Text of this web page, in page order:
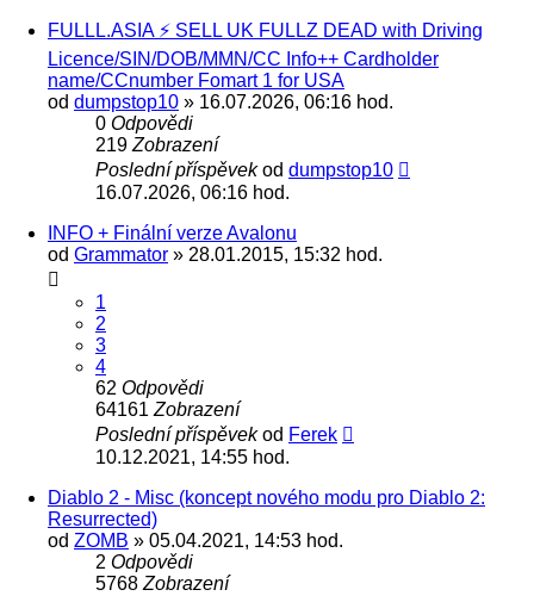
FULLL.ASIA ⚡ SELL UK FULLZ DEAD with Driving
Licence/SIN/DOB/MMN/CC Info++ Cardholder
name/CCnumber Fomart 1 for USA
od dumpstop10 » 16.07.2026, 06:16 hod.
0 Odpovědi
219 Zobrazení
Poslední příspěvekod dumpstop10
16.07.2026, 06:16 hod.
INFO + Finální verze Avalonu
od Grammator » 28.01.2015, 15:32 hod.
1
2
3
4
62 Odpovědi
64161 Zobrazení
Poslední příspěvekod Ferek
10.12.2021, 14:55 hod.
Diablo 2 - Misc (koncept nového modu pro Diablo 2:
Resurrected)
od ZOMB » 05.04.2021, 14:53 hod.
2 Odpovědi
5768 Zobrazení